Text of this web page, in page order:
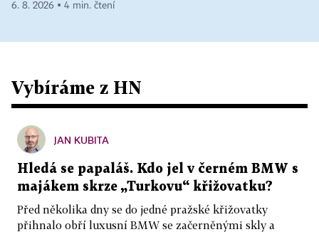
6. 8. 2026 ▪ 4 min. čtení
Vybíráme z HN
JAN KUBITA
Hledá se papaláš. Kdo jel v černém BMW s
majákem skrze „Turkovu“ křižovatku?
Před několika dny se do jedné pražské křižovatky
přihnalo obří luxusní BMW se začerněnými skly a